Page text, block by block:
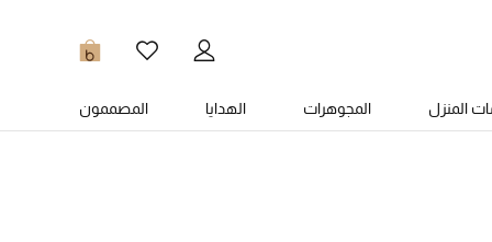
0
المنزل المجوهرات الهدايا المصممون